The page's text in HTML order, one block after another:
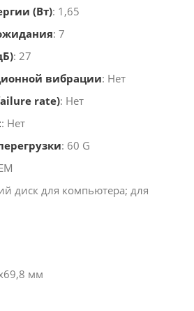
(Вт): 1,65
: 7
: 27
вибрации: Нет
rate): Нет
: Нет
: 60 G
диск для компьютера; для
мм